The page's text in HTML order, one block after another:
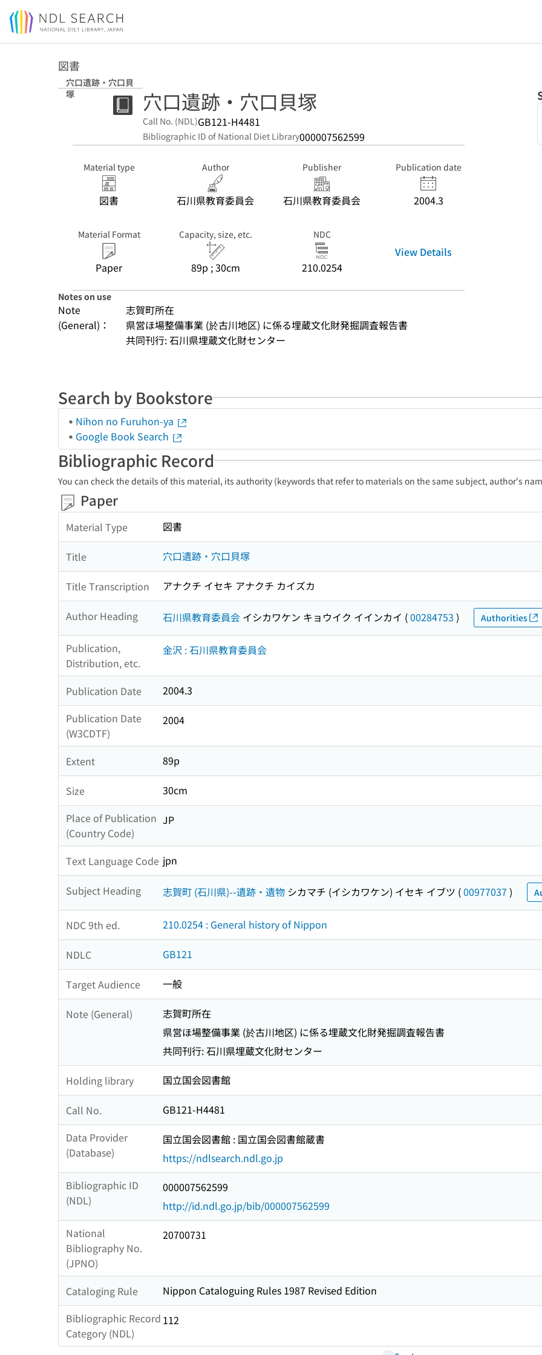
Jump to main content
図書
穴口遺跡・穴口貝
塚
穴口遺跡・穴口貝塚
Call No. (NDL)GB121-H4481
Bibliographic ID of National Diet Library000007562599
Material type
図書
Author
石川県教育委員会
Publisher
石川県教育委員会
Publication date
2004.3
Material Format
Paper
Capacity, size, etc.
89p ; 30cm
NDC
210.0254
View Details
Notes on use
Note
(General)：
志賀町所在
県営ほ場整備事業 (於古川地区) に係る埋蔵文化財発掘調査報告書
共同刊行: 石川県埋蔵文化財センター
Search by Bookstore
Nihon no Furuhon-ya
Google Book Search
Bibliographic Record
You can check the details of this material, its authority (keywords that refer to materials on the same subject, author's
Paper
Material Type 図書
Title 穴口遺跡・穴口貝塚
Title Transcription アナクチ イセキ アナクチ カイズカ
Author Heading 石川県教育委員会 イシカワケン キョウイク イインカイ (00284753 ) Authorities
Publication,
Distribution, etc.
金沢 : 石川県教育委員会
Publication Date
2004.3
Publication Date
(W3CDTF)
2004
Extent 89p
Size
30cm
Place of Publication
(Country Code)
JP
Text Language Code jpn
Subject Heading 志賀町 (石川県)--遺跡・遺物 シカマチ (イシカワケン) イセキ イブツ (00977037 )
NDC 9th ed. 210.0254 : General history of Nippon
NDLC GB121
Target Audience 一般
Note (General)
志賀町所在
県営ほ場整備事業 (於古川地区) に係る埋蔵文化財発掘調査報告書
共同刊行: 石川県埋蔵文化財センター
Holding library 国立国会図書館
Call No.
GB121-H4481
Data Provider
(Database)
国立国会図書館 : 国立国会図書館蔵書
https://ndlsearch.ndl.go.jp
Bibliographic ID
(NDL)
000007562599
http://id.ndl.go.jp/bib/000007562599
National
Bibliography No.
(JPNO)
20700731
Cataloging Rule
Nippon Cataloguing Rules 1987 Revised Edition
Bibliographic Record
Category (NDL)
112